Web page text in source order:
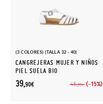
(3 COLORES) (TALLA 32 - 40)
CANGREJERAS MUJER Y NIÑOS
PIEL SUELA BIO
46,95€ (-15%)
39,90€